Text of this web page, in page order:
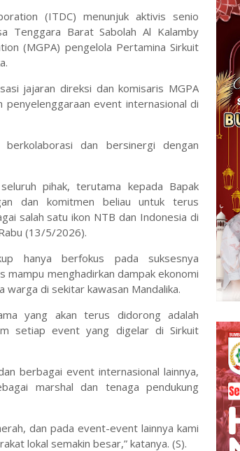
(ITDC) menunjuk aktivis senio
Tenggara Barat Sabolah Al Kalamby
(MGPA) pengelola Pertamina Sirkuit
jajaran direksi dan komisaris MGPA
event internasional di
berkolaborasi dan bersinergi dengan
pihak, terutama kepada Bapak
dan komitmen beliau untuk terus
salah satu ikon NTB dan Indonesia di
(13/5/2026).
hanya berfokus pada suksesnya
menghadirkan dampak ekonomi
warga di sekitar kawasan Mandalika.
yang akan terus didorong adalah
setiap event yang digelar di Sirkuit
berbagai event internasional lainnya,
marshal dan tenaga pendukung
dan pada event-event lainnya kami
lokal semakin besar,” katanya. (S).